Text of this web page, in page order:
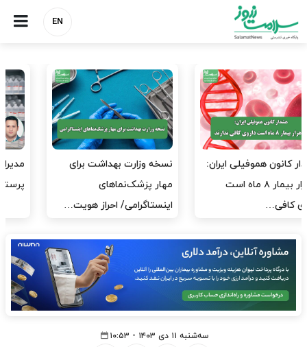
EN
مدیران پرستاری باید حامی
پرستاران باشند، نه عامل فشار
مدیریت سلامت، میدان
آزمون و خطا نیست
سه‌شنبه ۱۱ دی ۱۴۰۳ - ۱۰:۵۳